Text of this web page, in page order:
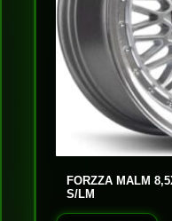
FORZZA MALM
S/LM